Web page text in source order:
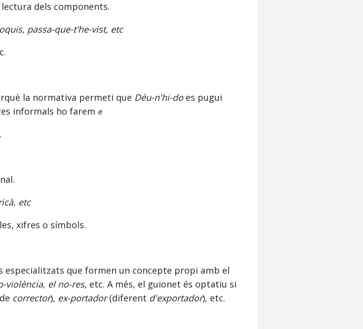
dels components.
passa-que-t'he-vist, etc
la normativa permeti que Déu-n'hi-does pugui
informals ho farem ✊
.
etc
xifres o símbols.
especialitzats que formen un concepte propi amb el
violència, el no-res, etc. A més, el guionet és optatiu si
corrector), ex-portador(diferent d'exportador), etc.